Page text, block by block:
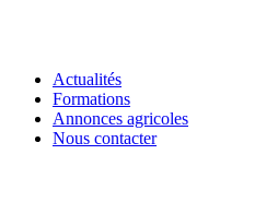
Actualités
Formations
Annonces agricoles
Nous contacter